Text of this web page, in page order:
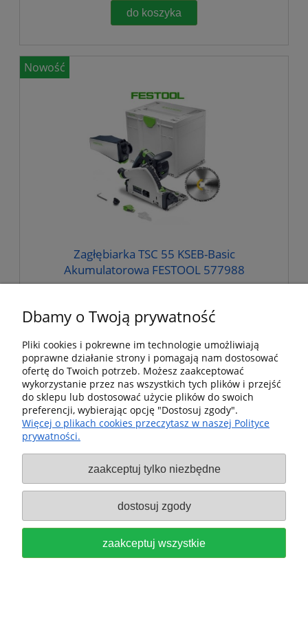
do koszyka
Zagłębiarka TSC 55 KSEB-Basic
Akumulatorowa FESTOOL 577988
2 599,00 zł
zawiera 23% VAT, bez kosztów dostawy
do koszyka
Nowość
Promocja Nowość
Dbamy o Twoją prywatność
Pliki cookies i pokrewne im technologie umożliwiają
poprawne działanie strony i pomagają nam dostosować
ofertę do Twoich potrzeb. Możesz zaakceptować
wykorzystanie przez nas wszystkich tych plików i przejść
do sklepu lub dostosować użycie plików do swoich
preferencji, wybierając opcję "Dostosuj zgody".
Więcej o plikach cookies przeczytasz w naszej Polityce
prywatności.
zaakceptuj tylko niezbędne
dostosuj zgody
zaakceptuj wszystkie